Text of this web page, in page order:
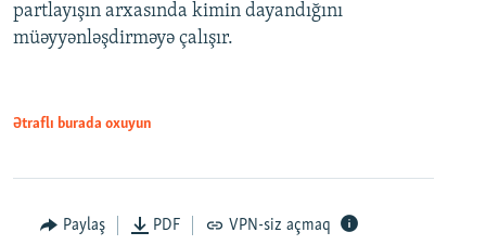
partlayışın arxasında kimin dayandığını
müəyyənləşdirməyə çalışır.
Ətraflı burada oxuyun
Paylaş PDF VPN-siz açmaq